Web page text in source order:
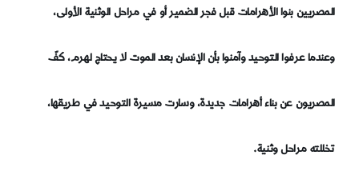
المصريين بنوا الأهرامات قبل فجر الضمير أو في مراحل الوثنية الأولى،
وعندما عرفوا التوحيد وآمنوا بأن الإنسان بعد الموت لا يحتاج لهرم، كفّ
المصريون عن بناء أهرامات جديدة، وسارت مسيرة التوحيد في طريقها،
تخللته مراحل وثنية.